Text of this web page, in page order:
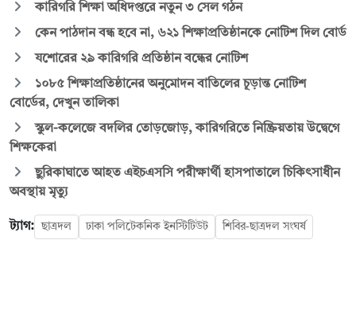
কারিগরি শিক্ষা অধিদপ্তরে নতুন ৩ সেল গঠন
কেন পাঠদান বন্ধ হবে না, ৬২১ শিক্ষাপ্রতিষ্ঠানকে নোটিশ দিল বোর্ড
যশোরের ২৯ কারিগরি প্রতিষ্ঠান বন্ধের নোটিশ
১০৮৫ শিক্ষাপ্রতিষ্ঠানের অনুমোদন বাতিলের চূড়ান্ত নোটিশ
বোর্ডের, দেখুন তালিকা
স্কুল-কলেজে বদলির তোড়জোড়, কারিগরিতে নিষ্ক্রিয়তায় উদ্বেগে
শিক্ষকেরা
ছুরিকাঘাতে আহত এইচএসসি পরীক্ষার্থী হাসপাতালে চিকিৎসাধীন
অবস্থায় মৃত্যু
ট্যাগ: ছাত্রদল ঢাকা পলিটেকনিক ইনস্টিটিউট শিবির-ছাত্রদল সংঘর্ষ